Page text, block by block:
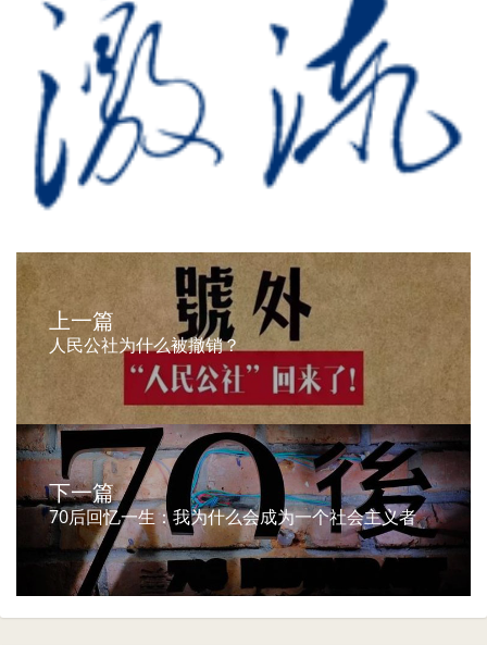
上一篇
人民公社为什么被撤销？
下一篇
70后回忆一生：我为什么会成为一个社会主义者